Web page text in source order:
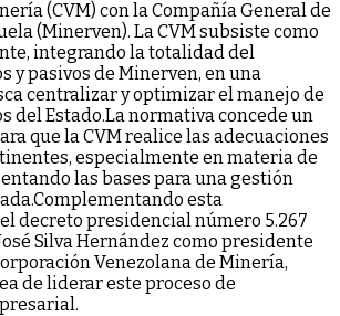
(CVM) con la Compañía General de
(Minerven). La CVM subsiste como
integrando la totalidad del
y pasivos de Minerven, en una
centralizar y optimizar el manejo de
del Estado.La normativa concede un
que la CVM realice las adecuaciones
especialmente en materia de
las bases para una gestión
esta
decreto presidencial número 5.267
Silva Hernández como presidente
Venezolana de Minería,
de liderar este proceso de